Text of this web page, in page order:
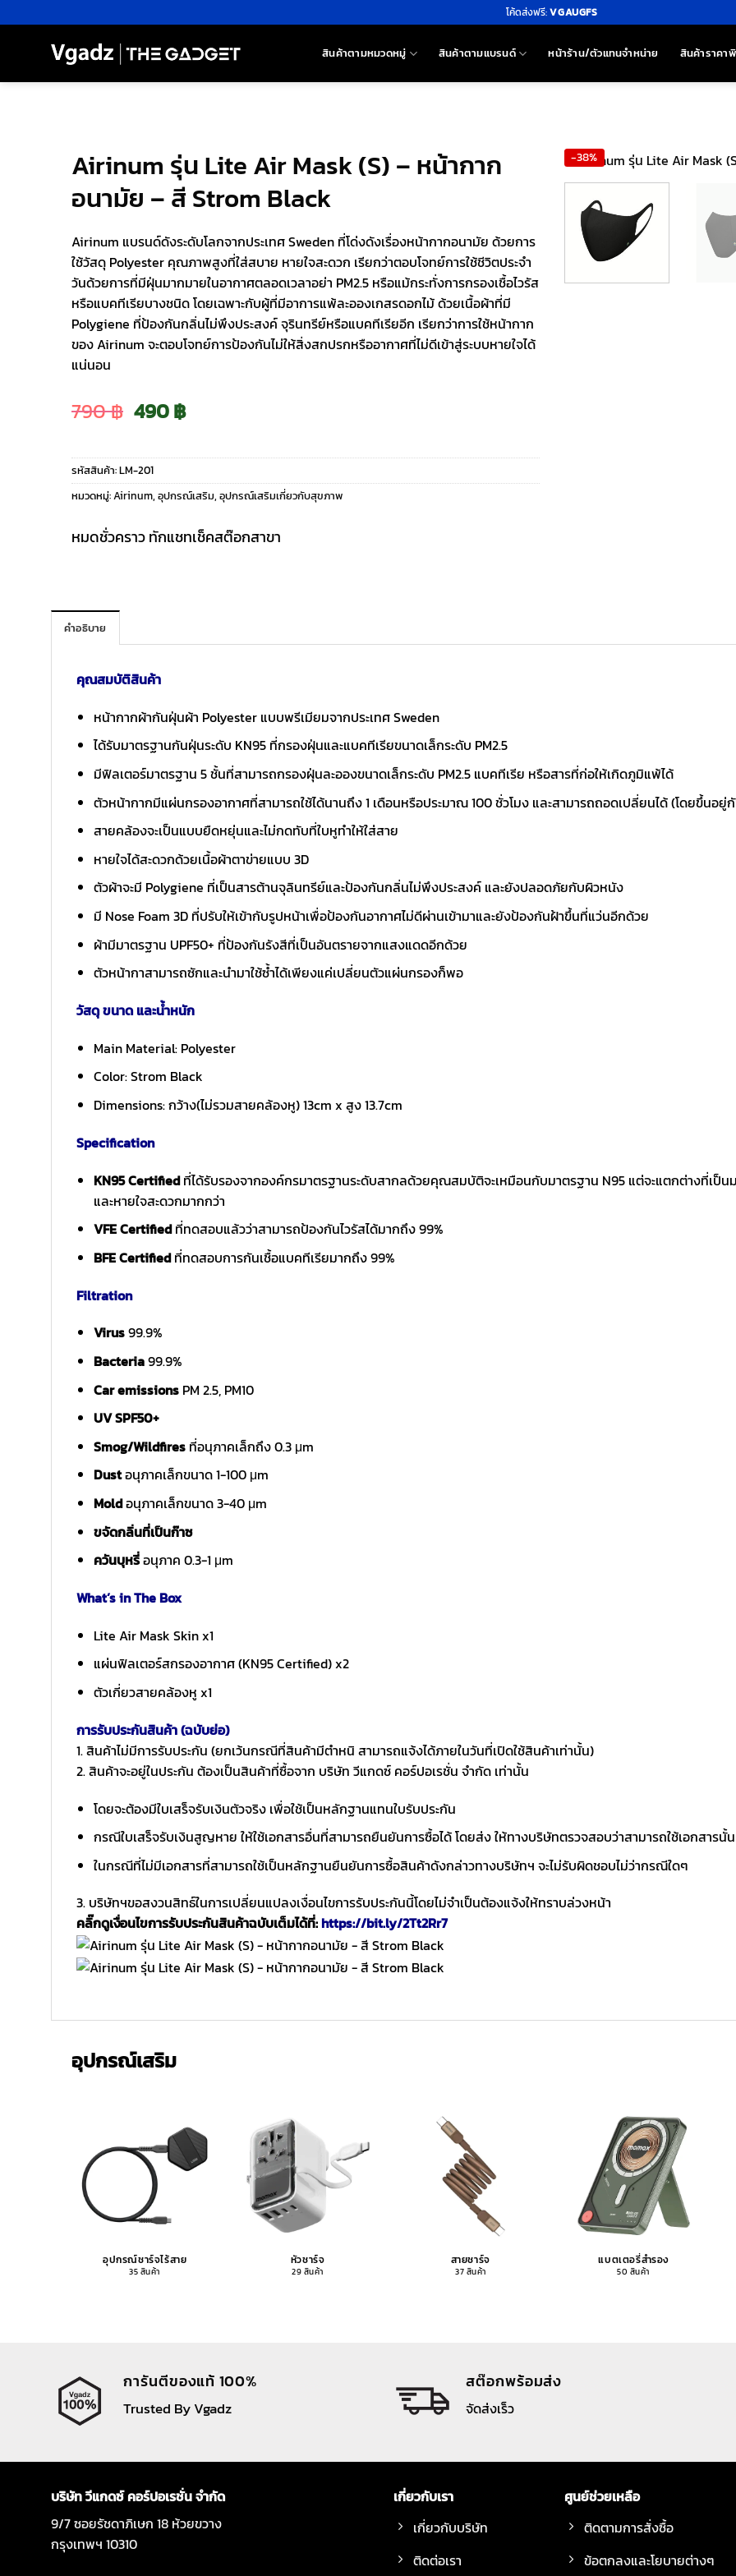
ไป
โค้ดส่งฟรี:VGAUGFS
สินค้าตามหมวดหมู่ สินค้าตามแบรนด์ หน้าร้าน/ตัวแทนจำหน่าย สินค้าราคา
Airinum รุ่น Lite Air Mask (S) – หน้ากาก
อนามัย – สี Strom Black
Airinum แบรนด์ดังระดับโลกจากประเทศ Sweden ที่โด่งดังเรื่องหน้ากากอนามัย ด้วยการ
ใช้วัสดุ Polyester คุณภาพสูงที่ใส่สบาย หายใจสะดวก เรียกว่าตอบโจทย์การใช้ชีวิตประจำ
วันด้วยการที่มีฝุ่นมากมายในอากาศตลอดเวลาอย่า PM2.5 หรือแม้กระทั่งการกรองเชื้อไวรัส
หรือแบคทีเรียบางชนิด โดยเฉพาะกับผู้ที่มีอาการแพ้ละอองเกสรดอกไม้ ด้วยเนื้อผ้าที่มี
Polygiene ที่ป้องกันกลิ่นไม่พึงประสงค์ จุรินทรีย์หรือแบคทีเรียอีก เรียกว่าการใช้หน้ากาก
ของ Airinum จะตอบโจทย์การป้องกันไม่ให้สิ่งสกปรกหรืออากาศที่ไม่ดีเข้าสู่ระบบหายใจได้
แน่นอน
790฿ Original
price
was:
790 ฿.
490฿Current
price
is:
490 ฿.
รหัสสินค้า:LM-201
หมวดหมู่:Airinum, อุปกรณ์เสริม, อุปกรณ์เสริมเกี่ยวกับสุขภาพ
หมดชั่วคราว ทักแชทเช็คสต๊อกสาขา
-38%
คำอธิบาย
คุณสมบัติสินค้า
หน้ากากผ้ากันฝุ่นผ้า Polyester แบบพรีเมียมจากประเทศ Sweden
ได้รับมาตรฐานกันฝุ่นระดับ KN95 ที่กรองฝุ่นและแบคทีเรียขนาดเล็กระดับ PM2.5
มีฟิลเตอร์มาตรฐาน 5 ชั้นที่สามารถกรองฝุ่นละอองขนาดเล็กระดับ PM2.5 แบคทีเรีย หรือสารที่ก่อให้เกิดภูมิแพ้ได้
ตัวหน้ากากมีแผ่นกรองอากาศที่สามารถใช้ได้นานถึง 1 เดือนหรือประมาณ 100 ชั่วโมง และสามารถถอดเปลี่ยนได้ (โดยขึ้นอยู่
สายคล้องจะเป็นแบบยืดหยุ่นและไม่กดทับที่ใบหูทำให้ใส่สาย
หายใจได้สะดวกด้วยเนื้อผ้าตาข่ายแบบ 3D
ตัวผ้าจะมี Polygiene ที่เป็นสารต้านจุลินทรีย์และป้องกันกลิ่นไม่พึงประสงค์ และยังปลอดภัยกับผิวหนัง
มี Nose Foam 3D ที่ปรับให้เข้ากับรูปหน้าเพื่อป้องกันอากาศไม่ดีผ่านเข้ามาและยังป้องกันฝ้าขึ้นที่แว่นอีกด้วย
ผ้ามีมาตรฐาน UPF50+ ที่ป้องกันรังสีที่เป็นอันตรายจากแสงแดดอีกด้วย
ตัวหน้ากาสามารถซักและนำมาใช้ซ้ำได้เพียงแค่เปลี่ยนตัวแผ่นกรองก็พอ
วัสดุ ขนาด และน้ำหนัก
Main Material: Polyester
Color: Strom Black
Dimensions: กว้าง(ไม่รวมสายคล้องหู) 13cm x สูง 13.7cm
Specification
KN95 Certifiedที่ได้รับรองจากองค์กรมาตรฐานระดับสากลด้วยคุณสมบัติจะเหมือนกับมาตรฐาน N95 แต่จะแตกต่างที่เป็น
และหายใจสะดวกมากกว่า
VFE Certifiedที่ทดสอบแล้วว่าสามารถป้องกันไวรัสได้มากถึง 99%
BFE Certifiedที่ทดสอบการกันเชื้อแบคทีเรียมากถึง 99%
Filtration
Virus99.9%
Bacteria99.9%
Car emissionsPM 2.5, PM10
UV SPF50+
Smog/Wildfiresที่อนุภาคเล็กถึง 0.3 μm
Dustอนุภาคเล็กขนาด 1-100 μm
Moldอนุภาคเล็กขนาด 3-40 μm
ขจัดกลิ่นที่เป็นก๊าซ
ควันบุหรี่อนุภาค 0.3-1 μm
What’s in The Box
Lite Air Mask Skin x1
แผ่นฟิลเตอร์สกรองอากาศ (KN95 Certified) x2
ตัวเกี่ยวสายคล้องหู x1
การรับประกันสินค้า (ฉบับย่อ)
1. สินค้าไม่มีการรับประกัน (ยกเว้นกรณีที่สินค้ามีตำหนิ สามารถแจ้งได้ภายในวันที่เปิดใช้สินค้าเท่านั้น)
2. สินค้าจะอยู่ในประกัน ต้องเป็นสินค้าที่ซื้อจาก บริษัท วีแกดซ์ คอร์ปอเรชั่น จำกัด เท่านั้น
โดยจะต้องมีใบเสร็จรับเงินตัวจริง เพื่อใช้เป็นหลักฐานแทนใบรับประกัน
กรณีใบเสร็จรับเงินสูญหาย ให้ใช้เอกสารอื่นที่สามารถยืนยันการซื้อได้ โดยส่ง ให้ทางบริษัทตรวจสอบว่าสามารถใช้เอกสารนั้
ในกรณีที่ไม่มีเอกสารที่สามารถใช้เป็นหลักฐานยืนยันการซื้อสินค้าดังกล่าวทางบริษัทฯ จะไม่รับผิดชอบไม่ว่ากรณีใดๆ
3. บริษัทฯขอสงวนสิทธ์ในการเปลี่ยนแปลงเงื่อนไขการรับประกันนี้โดยไม่จำเป็นต้องแจ้งให้ทราบล่วงหน้า
คลิ๊กดูเงื่อนไขการรับประกันสินค้าฉบับเต็มได้ที่:https://bit.ly/2Tt2Rr7
อุปกรณ์เสริม
อุปกรณ์ชาร์จไร้สาย
35 สินค้า
หัวชาร์จ
29 สินค้า
สายชาร์จ
37 สินค้า
แบตเตอรี่สำรอง
50 สินค้า
การันตีของแท้ 100%
Trusted By Vgadz
สต๊อกพร้อมส่ง
จัดส่งเร็ว
บริษัท วีแกดซ์ คอร์ปอเรชั่น จำกัด
9/7 ซอยรัชดาภิเษก 18 ห้วยขวาง
กรุงเทพฯ 10310
เกี่ยวกับเรา
เกี่ยวกับบริษัท
ติดต่อเรา
ศูนย์ช่วยเหลือ
ติดตามการสั่งซื้อ
ข้อตกลงและโยบายต่างๆ